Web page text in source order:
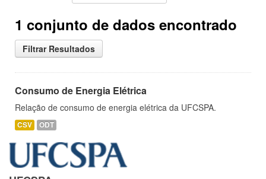
1 conjunto de dados encontrado
Filtrar Resultados
Consumo de Energia Elétrica
Relação de consumo de energia elétrica da UFCSPA.
CSV ODT